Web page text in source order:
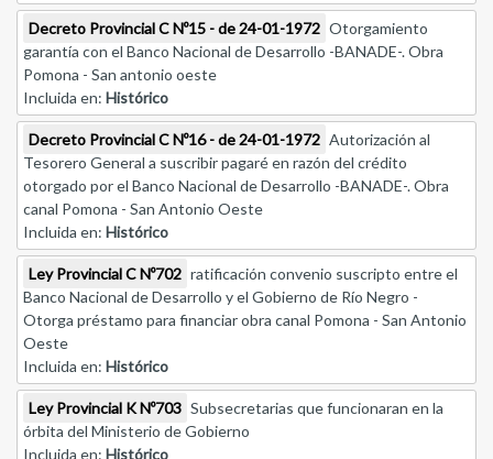
Decreto Provincial C Nº15 - de 24-01-1972 Otorgamiento
garantía con el Banco Nacional de Desarrollo -BANADE-. Obra
Pomona - San antonio oeste
Incluida en: Histórico
Decreto Provincial C Nº16 - de 24-01-1972 Autorización al
Tesorero General a suscribir pagaré en razón del crédito
otorgado por el Banco Nacional de Desarrollo -BANADE-. Obra
canal Pomona - San Antonio Oeste
Incluida en: Histórico
Ley Provincial C Nº702 ratificación convenio suscripto entre el
Banco Nacional de Desarrollo y el Gobierno de Río Negro -
Otorga préstamo para financiar obra canal Pomona - San Antonio
Oeste
Incluida en: Histórico
Ley Provincial K Nº703 Subsecretarias que funcionaran en la
órbita del Ministerio de Gobierno
Incluida en: Histórico